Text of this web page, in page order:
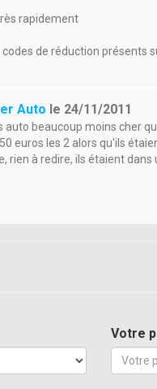
rapidement
de réduction présents
Auto le 24/11/2011
auto beaucoup moins cher
euros les 2 alors qu'ils
rien à redire, ils étaient
Votre